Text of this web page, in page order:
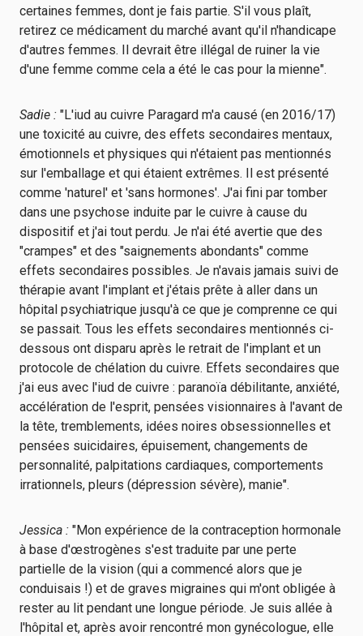
certaines femmes, dont je fais partie. S'il vous plaît,
retirez ce médicament du marché avant qu'il n'handicape
d'autres femmes. Il devrait être illégal de ruiner la vie
d'une femme comme cela a été le cas pour la mienne".
Sadie : "L'iud au cuivre Paragard m'a causé (en 2016/17)
une toxicité au cuivre, des effets secondaires mentaux,
émotionnels et physiques qui n'étaient pas mentionnés
sur l'emballage et qui étaient extrêmes. Il est présenté
comme 'naturel' et 'sans hormones'. J'ai fini par tomber
dans une psychose induite par le cuivre à cause du
dispositif et j'ai tout perdu. Je n'ai été avertie que des
"crampes" et des "saignements abondants" comme
effets secondaires possibles. Je n'avais jamais suivi de
thérapie avant l'implant et j'étais prête à aller dans un
hôpital psychiatrique jusqu'à ce que je comprenne ce qui
se passait. Tous les effets secondaires mentionnés ci-
dessous ont disparu après le retrait de l'implant et un
protocole de chélation du cuivre. Effets secondaires que
j'ai eus avec l'iud de cuivre : paranoïa débilitante, anxiété,
accélération de l'esprit, pensées visionnaires à l'avant de
la tête, tremblements, idées noires obsessionnelles et
pensées suicidaires, épuisement, changements de
personnalité, palpitations cardiaques, comportements
irrationnels, pleurs (dépression sévère), manie".
Jessica : "Mon expérience de la contraception hormonale
à base d'œstrogènes s'est traduite par une perte
partielle de la vision (qui a commencé alors que je
conduisais !) et de graves migraines qui m'ont obligée à
rester au lit pendant une longue période. Je suis allée à
l'hôpital et, après avoir rencontré mon gynécologue, elle